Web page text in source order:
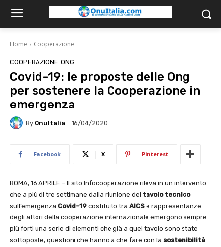
Home Cooperazione
COOPERAZIONE ONG
Covid-19: le proposte delle Ong
per sostenere la Cooperazione in
emergenza
By OnuItalia 16/04/2020
Facebook X Pinterest
ROMA, 16 APRILE – Il sito Infocooperazione rileva in un intervento
che a più di tre settimane dalla riunione del tavolo tecnico
sull’emergenza Covid-19 costituito tra AICS e rappresentanze
degli attori della cooperazione internazionale emergono sempre
più forti una serie di elementi che già a quel tavolo sono state
sottoposte, questioni che hanno a che fare con la sostenibilità